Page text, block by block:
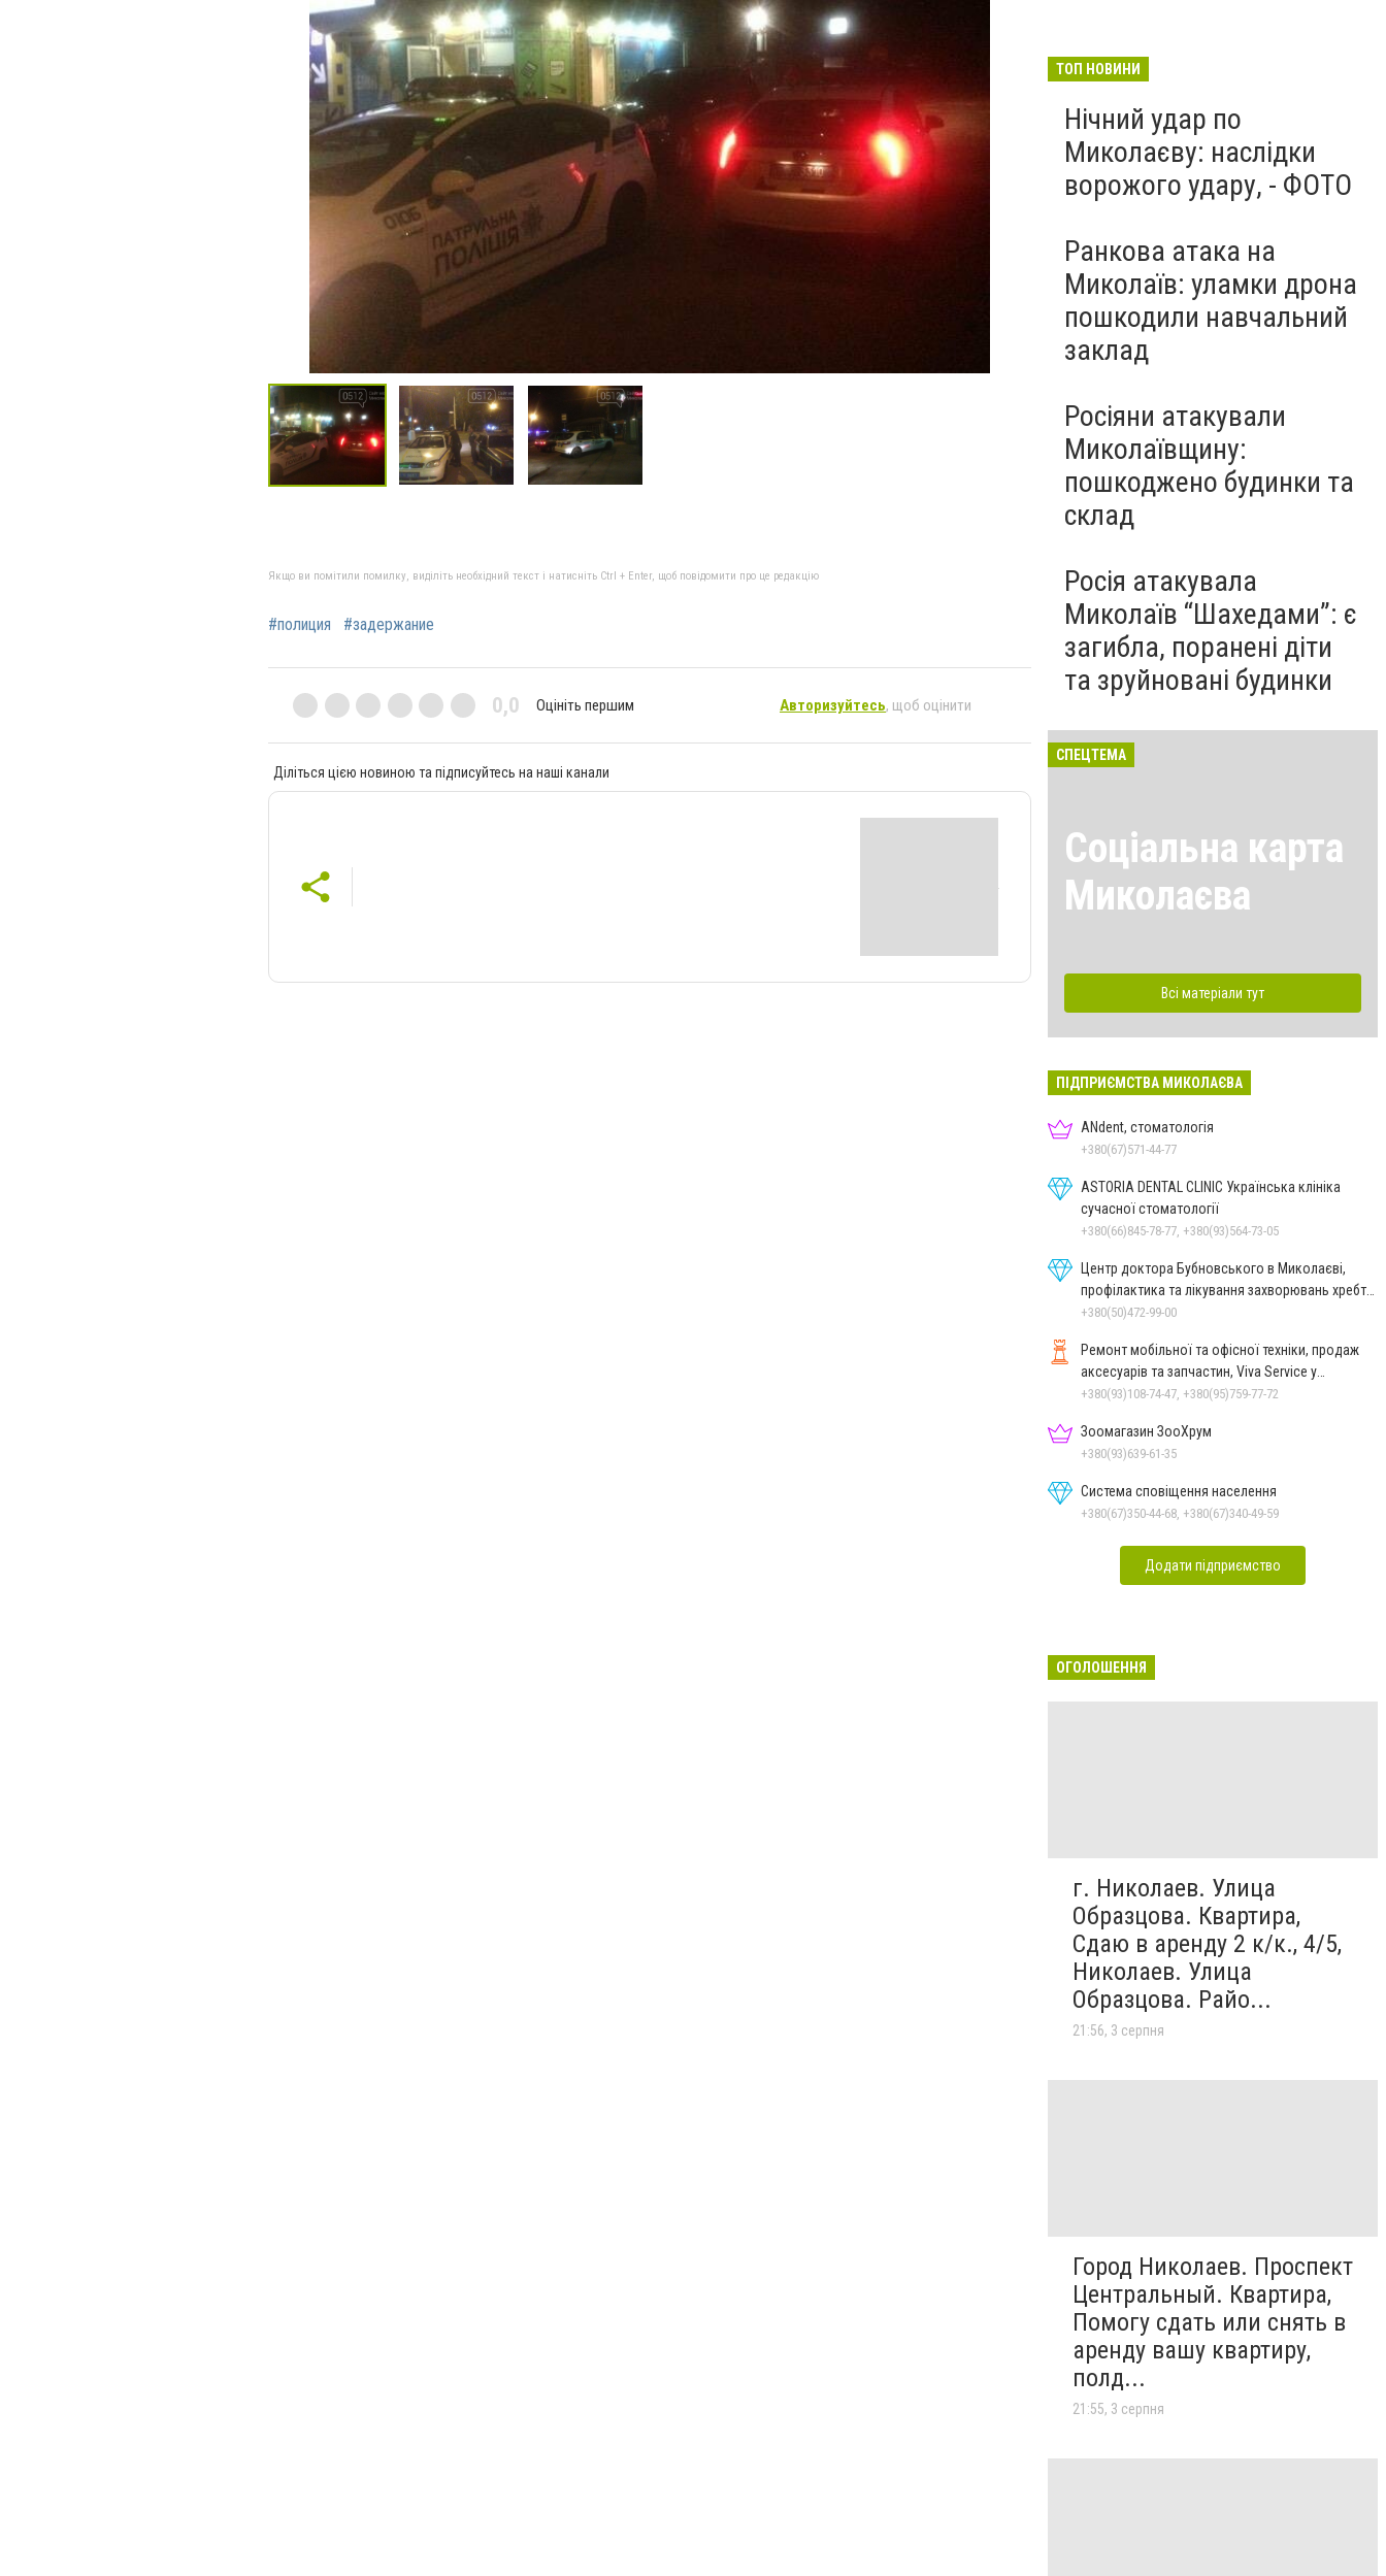
Якщо ви помітили помилку, виділіть необхідний текст і натисніть Ctrl + Enter, щоб повідомити про це редакцію
#полиция #задержание
0,0 Оцініть першим Авторизуйтесь, щоб оцінити
Діліться цією новиною та підписуйтесь на наші канали
ТОП НОВИНИ
Нічний удар по
Миколаєву: наслідки
ворожого удару, - ФОТО
Ранкова атака на
Миколаїв: уламки дрона
пошкодили навчальний
заклад
Росіяни атакували
Миколаївщину:
пошкоджено будинки та
склад
Росія атакувала
Миколаїв “Шахедами”: є
загибла, поранені діти
та зруйновані будинки
СПЕЦТЕМА
Соціальна карта
Миколаєва
Всі матеріали тут
ПІДПРИЄМСТВА МИКОЛАЄВА
ANdent, стоматологія
+380(67)571-44-77
ASTORIA DENTAL CLINIC Українська клініка
сучасної стоматології
+380(66)845-78-77, +380(93)564-73-05
Центр доктора Бубновського в Миколаєві,
профілактика та лікування захворювань хребта
і суглобів
+380(50)472-99-00
Ремонт мобільної та офісної техніки, продаж
аксесуарів та запчастин, Viva Service у
Миколаєві
+380(93)108-74-47, +380(95)759-77-72
Зоомагазин ЗооХрум
+380(93)639-61-35
Система сповіщення населення
+380(67)350-44-68, +380(67)340-49-59
Додати підприємство
ОГОЛОШЕННЯ
г. Николаев. Улица
Образцова. Квартира,
Сдаю в аренду 2 к/к., 4/5,
Николаев. Улица
Образцова. Райо...
21:56, 3 серпня
Город Николаев. Проспект
Центральный. Квартира,
Помогу сдать или снять в
аренду вашу квартиру,
полд...
21:55, 3 серпня